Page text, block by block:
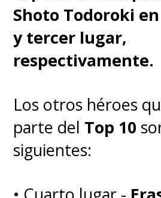
Shoto Todoroki
y tercer lugar,
respectivamente.
Los otros héroes
parte del Top 10
siguientes: